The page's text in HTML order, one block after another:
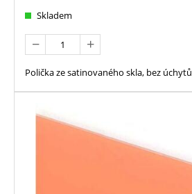
Skladem
Polička ze satinovaného skla, bez úchytů